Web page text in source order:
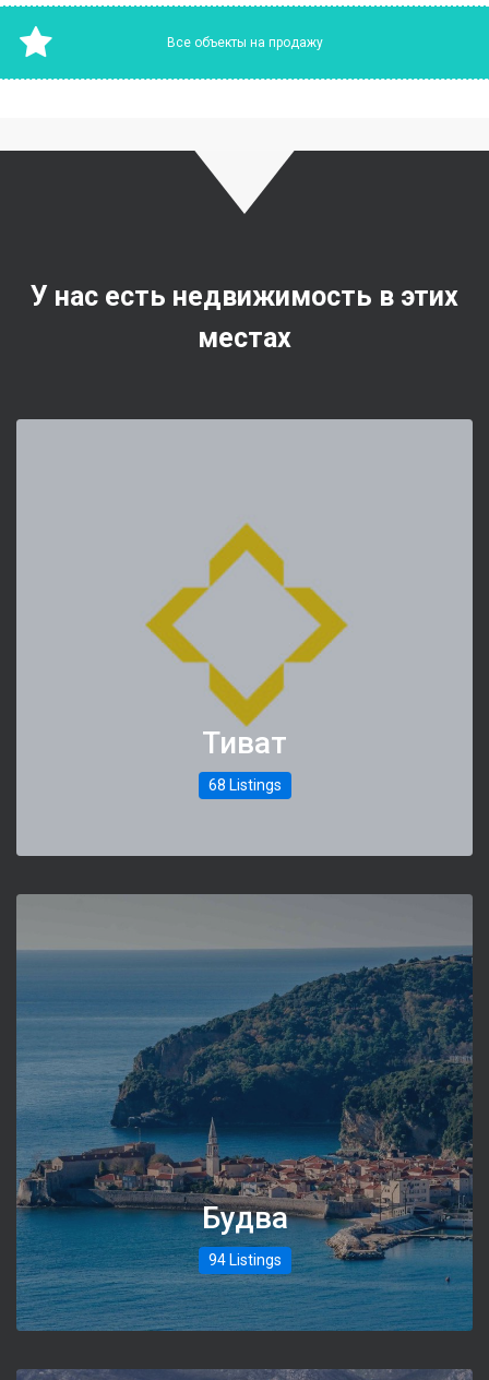
Все объекты на продажу
У нас есть недвижимость в этих
местах
Тиват
68 Listings
Будва
94 Listings